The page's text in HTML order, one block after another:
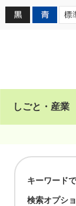
しごと・産業
キーワード
検索オプシ